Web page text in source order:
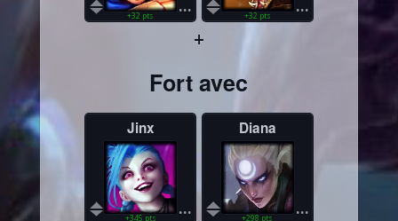
+32 pts +32 pts
+
Fort avec
Jinx
...
+345 pts
Diana
...
+298 pts